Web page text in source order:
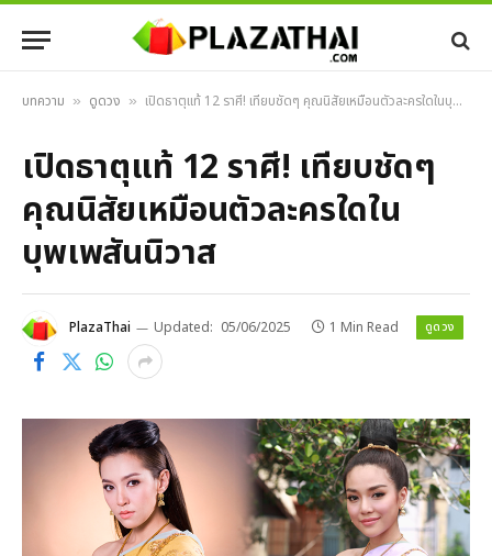
บทความ » ดูดวง » เปิดธาตุแท้ 12 ราศี! เทียบชัดๆ คุณนิสัยเหมือนตัวละครใดในบุพเพสันนิวาส
เปิดธาตุแท้ 12 ราศี! เทียบชัดๆ
คุณนิสัยเหมือนตัวละครใดใน
บุพเพสันนิวาส
PlazaThai Updated: 05/06/2025 1 Min Read ดูดวง